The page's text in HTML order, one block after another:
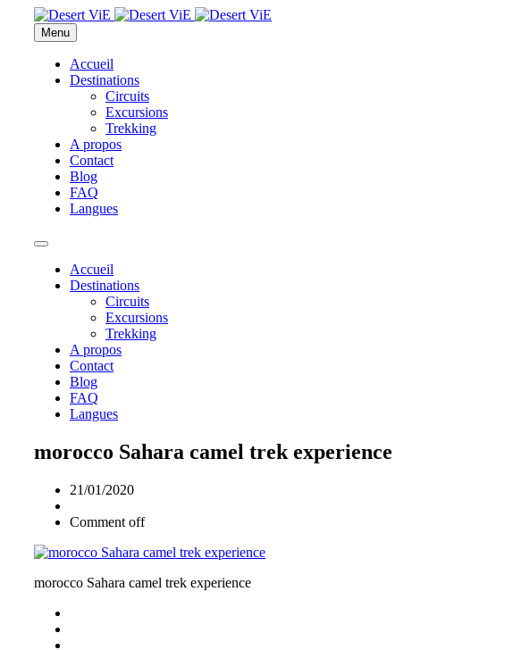
Menu
Accueil
Destinations
Circuits
Excursions
Trekking
A propos
Contact
Blog
FAQ
Langues
Accueil
Destinations
Circuits
Excursions
Trekking
A propos
Contact
Blog
FAQ
Langues
morocco Sahara camel trek experience
21/01/2020
Comment off
morocco Sahara camel trek experience